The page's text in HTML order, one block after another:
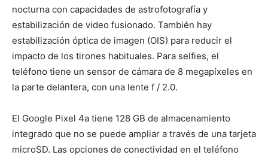
nocturna con capacidades de astrofotografía y
estabilización de video fusionado. También hay
estabilización óptica de imagen (OIS) para reducir el
impacto de los tirones habituales. Para selfies, el
teléfono tiene un sensor de cámara de 8 megapíxeles en
la parte delantera, con una lente f / 2.0.
El Google Pixel 4a tiene 128 GB de almacenamiento
integrado que no se puede ampliar a través de una tarjeta
microSD. Las opciones de conectividad en el teléfono